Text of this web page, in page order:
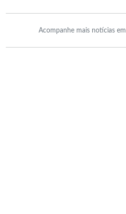
Acompanhe mais notícias em